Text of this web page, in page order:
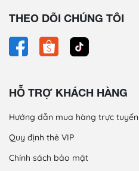
THEO DÕI CHÚNG TÔI
HỖ TRỢ KHÁCH HÀNG
Hướng dẫn mua hàng trực tuyến
Quy định thẻ VIP
Chính sách bảo mật